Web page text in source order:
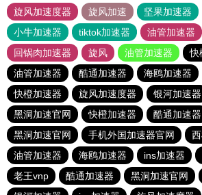
旋风加速度器
旋风加速 坚果加速器
小牛加速器
tiktok加速器 油管加速器
回锅肉加速器
旋风 油管加速器 快
油管加速器
酷通加速器 海鸥加速器
快橙加速器
旋风加速度器 银河加速器
黑洞加速官网
快橙加速器 酷通加速器
黑洞加速官网
手机外国加速器官网
油管加速器
海鸥加速器 ins加速器
老王vnp
酷通加速器 黑洞加速官网